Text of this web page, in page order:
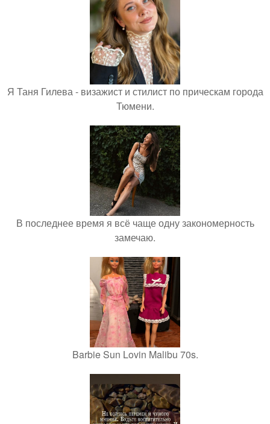
Я Таня Гилева - визажист и стилист по прическам города
Тюмени.
В последнее время я всё чаще одну закономерность
замечаю.
Barbie Sun Lovin Malibu 70s.